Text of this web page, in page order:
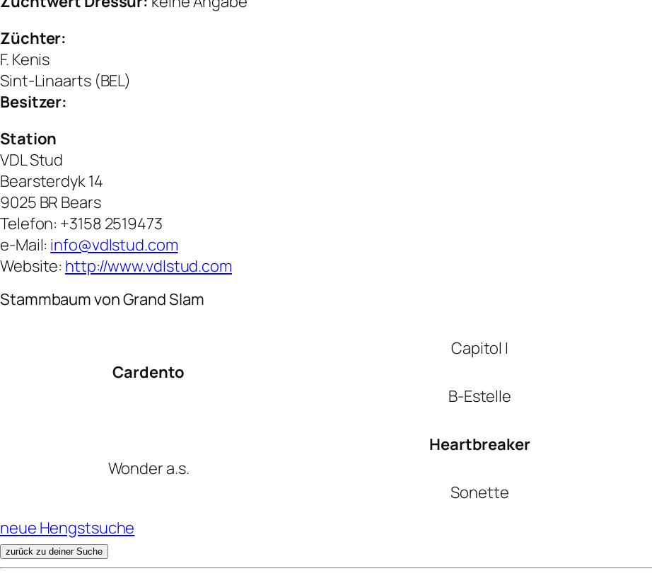
Züchter:
F. Kenis
Sint-Linaarts (BEL)
Besitzer:
Station
VDL Stud
Bearsterdyk 14
9025 BR Bears
Telefon: +3158 2519473
e-Mail: info@vdlstud.com
Website: http://www.vdlstud.com
Stammbaum von Grand Slam
Cardento
Capitol I
B-Estelle
Wonder a.s.
Heartbreaker
Sonette
neue Hengstsuche
zurück zu deiner Suche